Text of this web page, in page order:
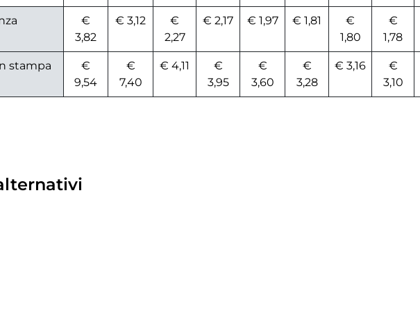
€
3,82
€ 3,12
€
2,27
€ 2,17 € 1,97 € 1,81
€
1,80
€
1,78
stampa
€
9,54
€
7,40
€ 4,11
€
3,95
€
3,60
€
3,28
€ 3,16
€
3,10